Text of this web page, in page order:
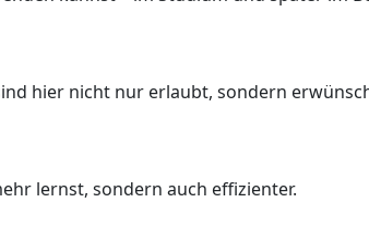
hier nicht nur erlaubt, sondern
lernst, sondern auch effizienter.